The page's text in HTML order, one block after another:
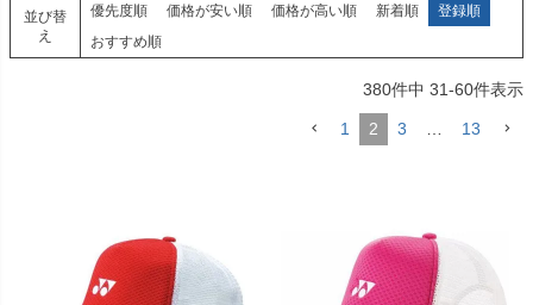
並び替
え
優先度順 価格が安い順 価格が高い順 新着順
登録順
おすすめ順
380件中 31-60件表示
1 2 3 13